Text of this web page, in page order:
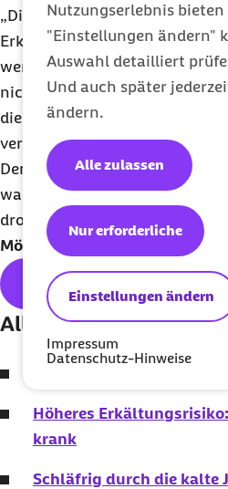
Nutzungserlebnis
"Einstellungen ändern"
Auswahl detailliert
Und auch später
ändern.
Einstellungen ändern
Nur erforderliche
Alle zulassen
Impressum
Datenschutz-Hinweise
„Die Studienergebnisse
Erkenntnissen der
wenig Blut fließt, kann die
nicht gut arbeiten. Die
die vorhandenen
verbreiten und vermehren
Demnach sollten Menschen
warmhalten, denn sonst kann
drohen.
Möchten Sie unseren
Hier geht's zum kostenlosen
Alle Themen der
Höheres
krank
Schläfrig durch die kalte